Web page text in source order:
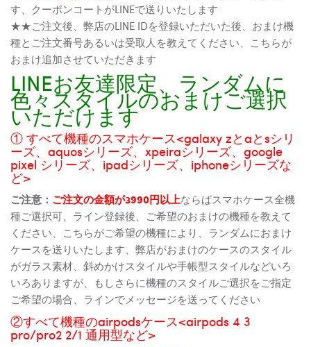
す、クーポンコートがLINEで送りいたします
★★ご注文後、弊店のLINE IDを登録いただいた後、おまけ機
種とご注文番号あるいは受取人を教えてください、こちらが
おまけ追加させていただきます
LINEお友達限定、ランダムに
色々スタイルのおまけご選択
いただけます
① すべて機種のスマホケース<galaxy zとaとsシリ
ーズ、aquosシリーズ、xpeiraシリーズ、google
pixel シリーズ、ipadシリーズ、iphoneシリーズな
ど>
ご注意： ご注文の金額が3990円以上ならばスマホケース全機
種ご選択可、ライン登録後、ご希望のおまけの機種を教えて
ください、こちらがご希望の機種により、ランダムにおまけ
ケースを送りいたします、弊店がおまけのケースのスタイル
がガラス素材、斜めかけスタイルや手帳型スタイルなどいろ
いろありますが、もしさらに機種のスタイルご選択をご指定
ご希望の場合、ラインでメッセージを送ってください
②すべて機種のairpodsケース<airpods 4 3
pro/pro2 2/1 通用型など>